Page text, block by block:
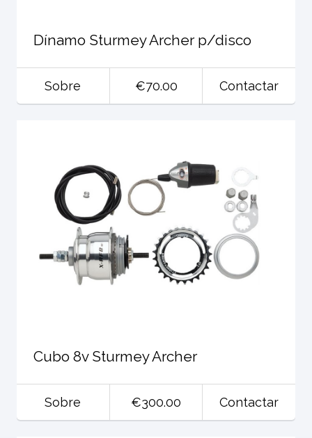
Dínamo Sturmey Archer p/disco
Sobre €70.00 Contactar
Cubo 8v Sturmey Archer
Sobre €300.00 Contactar